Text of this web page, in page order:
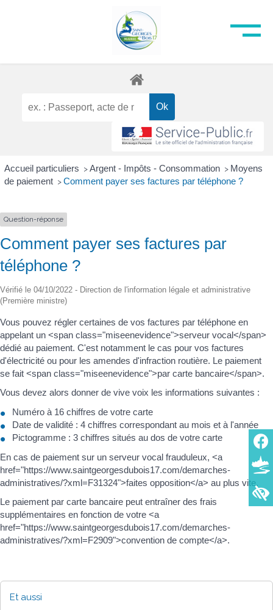
Accueil particuliers > Argent - Impôts - Consommation > Moyens
de paiement > Comment payer ses factures par téléphone ?
Question-réponse
Comment payer ses factures par
téléphone ?
Vérifié le 04/10/2022 - Direction de l'information légale et administrative
(Première ministre)
Vous pouvez régler certaines de vos factures par téléphone en
appelant un <span class="miseenevidence">serveur vocal</span>
dédié au paiement. C'est notamment le cas pour vos factures
d'électricité ou pour les amendes d'infraction routière. Le paiement
se fait <span class="miseenevidence">par carte bancaire</span>.
Vous devez alors donner de vive voix les informations suivantes :
Numéro à 16 chiffres de votre carte
Date de validité : 4 chiffres correspondant au mois et à l'année
Pictogramme : 3 chiffres situés au dos de votre carte
En cas de paiement sur un serveur vocal frauduleux, <a
href="https://www.saintgeorgesdubois17.com/demarches-
administratives/?xml=F31324">faites opposition</a> au plus vite.
Le paiement par carte bancaire peut entraîner des frais
supplémentaires en fonction de votre <a
href="https://www.saintgeorgesdubois17.com/demarches-
administratives/?xml=F2909">convention de compte</a>.
Et aussi